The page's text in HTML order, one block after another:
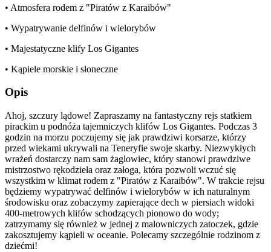
• Atmosfera rodem z "Piratów z Karaibów"
• Wypatrywanie delfinów i wielorybów
• Majestatyczne klify Los Gigantes
• Kąpiele morskie i słoneczne
Opis
Ahoj, szczury lądowe! Zapraszamy na fantastyczny rejs statkiem
pirackim u podnóża tajemniczych klifów Los Gigantes. Podczas 3
godzin na morzu poczujemy się jak prawdziwi korsarze, którzy
przed wiekami ukrywali na Teneryfie swoje skarby. Niezwykłych
wrażeń dostarczy nam sam żaglowiec, który stanowi prawdziwe
mistrzostwo rękodzieła oraz załoga, która pozwoli wczuć się
wszystkim w klimat rodem z "Piratów z Karaibów". W trakcie rejsu
będziemy wypatrywać delfinów i wielorybów w ich naturalnym
środowisku oraz zobaczymy zapierające dech w piersiach widoki
400-metrowych klifów schodzących pionowo do wody;
zatrzymamy się również w jednej z malowniczych zatoczek, gdzie
zakosztujemy kąpieli w oceanie. Polecamy szczególnie rodzinom z
dziećmi!